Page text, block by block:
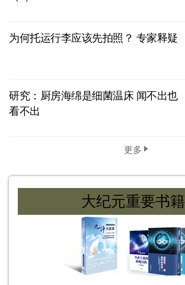
为何托运行李应该先拍照？ 专家释疑
研究：厨房海绵是细菌温床 闻不出也
看不出
更多
大纪元重要书籍